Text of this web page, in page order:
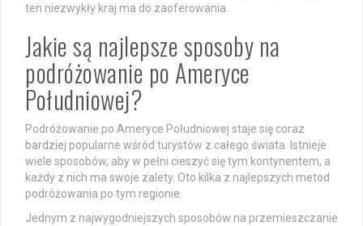
ten niezwykły kraj ma do zaoferowania.
Jakie są najlepsze sposoby na
podróżowanie po Ameryce
Południowej?
Podróżowanie po Ameryce Południowej staje się coraz
bardziej popularne wśród turystów z całego świata. Istnieje
wiele sposobów, aby w pełni cieszyć się tym kontynentem, a
każdy z nich ma swoje zalety. Oto kilka z najlepszych metod
podróżowania po tym regionie.
Jednym z najwygodniejszych sposobów na przemieszczanie